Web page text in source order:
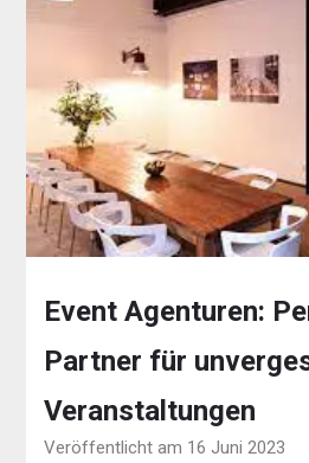
Event Agenturen:
Partner für
Veranstaltungen
Veröffentlicht am 16 Juni 2023